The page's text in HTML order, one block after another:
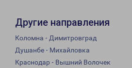
Другие направления
Коломна - Димитровград
Душанбе - Михайловка
Краснодар - Вышний Волочек